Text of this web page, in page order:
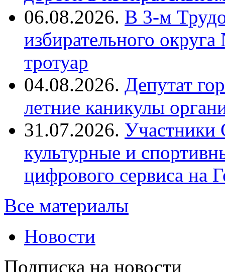
06.08.2026. В 3-м
избирательного
тротуар
04.08.2026. Депутат
летние каникулы
31.07.2026.
культурные и
цифрового сервиса на
Все материалы
Новости
Подписка на новости